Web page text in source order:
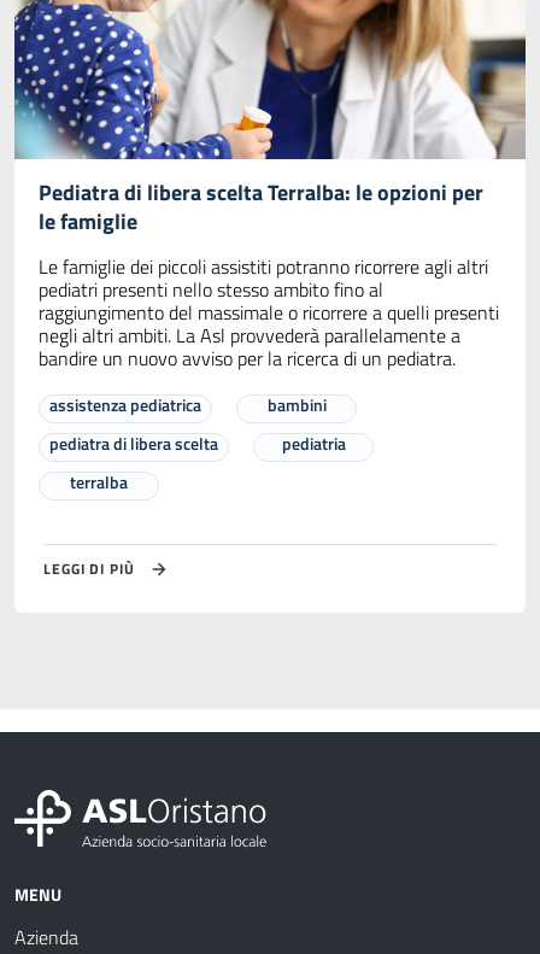
Pediatra di libera scelta Terralba: le opzioni per
le famiglie
Le famiglie dei piccoli assistiti potranno ricorrere agli altri
pediatri presenti nello stesso ambito fino al
raggiungimento del massimale o ricorrere a quelli presenti
negli altri ambiti. La Asl provvederà parallelamente a
bandire un nuovo avviso per la ricerca di un pediatra.
assistenza pediatrica
bambini
pediatra di libera scelta
pediatria
terralba
LEGGI DI PIÙ
MENU
Azienda